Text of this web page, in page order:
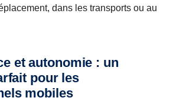
dans les transports ou au
et autonomie : un
pour les
mobiles